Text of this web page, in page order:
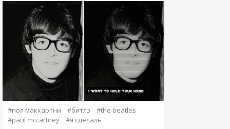
#пол маккартни #битлз
#the beatles
#paul mccartney
#я сделаль